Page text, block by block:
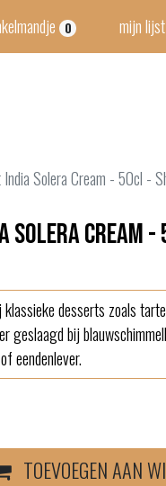
0 mijn lijst
Solera Cream - 50cl -
Solera Cream
desserts zoals
geslaagd bij
eendenlever.
TOEVOEGEN AAN